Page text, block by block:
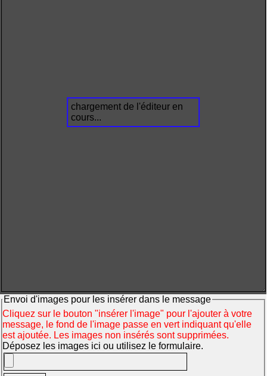
chargement de l'éditeur en
cours...
Envoi d'images pour les insérer dans le message
Cliquez sur le bouton "insérer l'image" pour l'ajouter à votre
message, le fond de l'image passe en vert indiquant qu'elle
est ajoutée. Les images non insérés sont supprimées.
Déposez les images ici ou utilisez le formulaire.